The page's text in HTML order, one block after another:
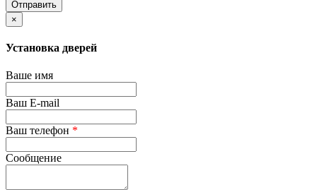
×
Установка дверей
Ваше имя
Ваш E-mail
Ваш телефон *
Сообщение